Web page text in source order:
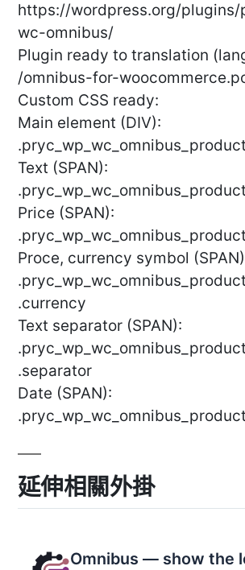
https://wordpress.org/
wc-omnibus/
Plugin ready to translation
/omnibus-for-
Custom CSS ready:
Main element (DIV):
Text (SPAN):
Price (SPAN):
Proce, currency symbol
.currency
Text separator (SPAN):
.separator
Date (SPAN):
延伸相關外掛